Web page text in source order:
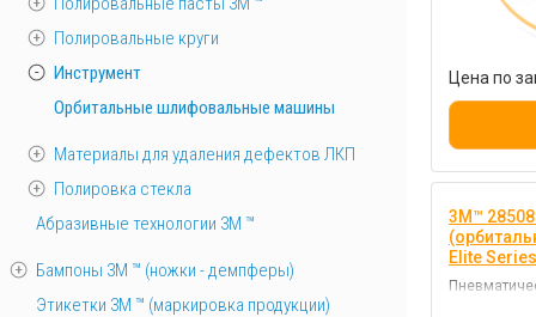
Цена по
3M™
Elite Series
Полировальные круги
Инструмент
Орбитальные шлифовальные машины
Материалы для удаления дефектов ЛКП
Полировка стекла
Абразивные технологии 3М ™
Бампоны 3М ™ (ножки - демпферы)
Этикетки 3М ™ (маркировка продукции)